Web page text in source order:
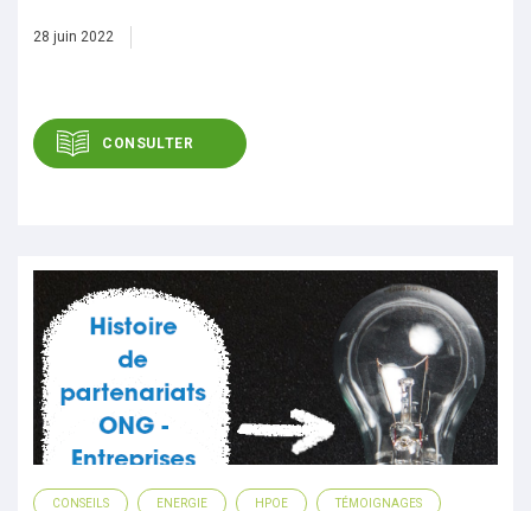
28 juin 2022
CONSULTER
CONSEILS ENERGIE HPOE TÉMOIGNAGES